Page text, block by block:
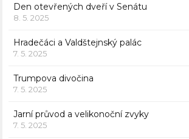
Den otevřených dveří v Senátu
8. 5. 2025
Hradečáci a Valdštejnský palác
7. 5. 2025
Trumpova divočina
7. 5. 2025
Jarní průvod a velikonoční zvyky
7. 5. 2025